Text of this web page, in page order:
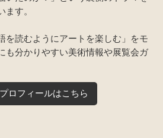
ます。
を読むようにアートを楽しむ」をモ
も分かりやすい美術情報や展覧会ガ
ロフィールはこちら